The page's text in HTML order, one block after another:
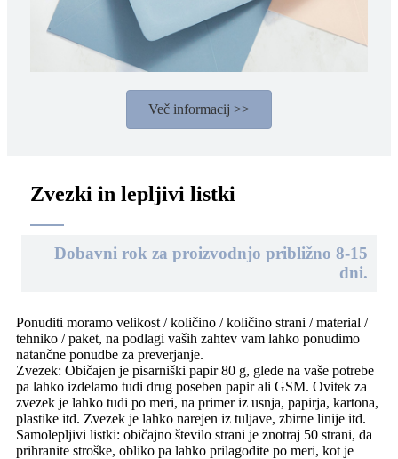
Več informacij >>
Zvezki in lepljivi listki
Dobavni rok za proizvodnjo približno 8-15
dni.
Ponuditi moramo velikost / količino / količino strani / material /
tehniko / paket, na podlagi vaših zahtev vam lahko ponudimo
natančne ponudbe za preverjanje.
Zvezek: Običajen je pisarniški papir 80 g, glede na vaše potrebe
pa lahko izdelamo tudi drug poseben papir ali GSM. Ovitek za
zvezek je lahko tudi po meri, na primer iz usnja, papirja, kartona,
plastike itd. Zvezek je lahko narejen iz tuljave, zbirne linije itd.
Samolepljivi listki: običajno število strani je znotraj 50 strani, da
prihranite stroške, obliko pa lahko prilagodite po meri, kot je